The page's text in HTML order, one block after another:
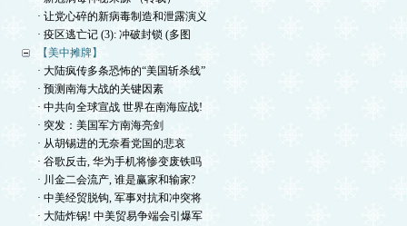
· 让党心碎的新病毒制造和泄露演义
· 疫区逃亡记 (3): 冲破封锁 (多图
【美中摊牌】
· 大陆疯传多条恐怖的“美国斩杀线”
· 预测南海大战的关键因素
· 中共向全球宣战 世界在南海应战!
· 突发：美国军方南海亮剑
· 从胡锡进的无奈看党国的悲哀
· 谷歌反击, 华为手机将惨变废铁吗
· 川金二会流产, 谁是赢家和输家?
· 中美经贸脱钩, 军事对抗和冲突将
· 大陆炸锅! 中美贸易争端会引爆军